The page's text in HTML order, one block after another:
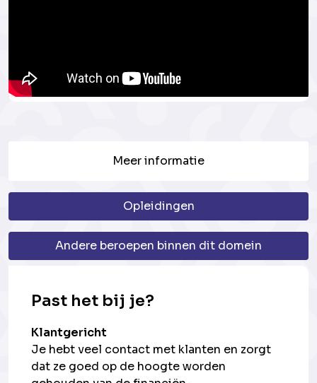
Meer informatie
Opleidingen
Andere beroepen binnen dit domein
Past het bij je?
Klantgericht
Je hebt veel contact met klanten en zorgt
dat ze goed op de hoogte worden